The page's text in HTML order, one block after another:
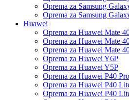
Oprema za Samsung
Oprema za Samsung
Huawei
Oprema za Huawei Mate
Oprema za Huawei Mate
Oprema za Huawei Mate
Oprema za Huawei Y6P
Oprema za Huawei Y5P
Oprema za Huawei P40 Pro
Oprema za Huawei P40
Oprema za Huawei P40